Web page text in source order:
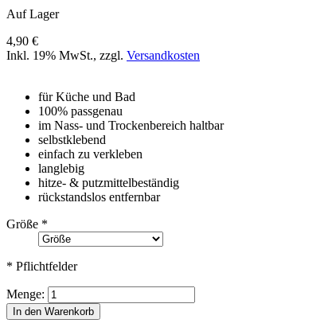
Auf Lager
4,90 €
Inkl. 19% MwSt., zzgl. Versandkosten
für Küche und Bad
100% passgenau
im Nass- und Trockenbereich haltbar
selbstklebend
einfach zu verkleben
langlebig
hitze- & putzmittelbeständig
rückstandslos entfernbar
Größe *
* Pflichtfelder
Menge:
In den Warenkorb